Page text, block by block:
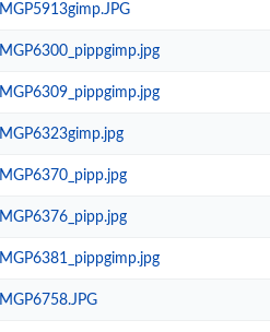
IMGP5913gimp.JPG
IMGP6300_pippgimp.jpg
IMGP6309_pippgimp.jpg
IMGP6323gimp.jpg
IMGP6370_pipp.jpg
IMGP6376_pipp.jpg
IMGP6381_pippgimp.jpg
IMGP6758.JPG